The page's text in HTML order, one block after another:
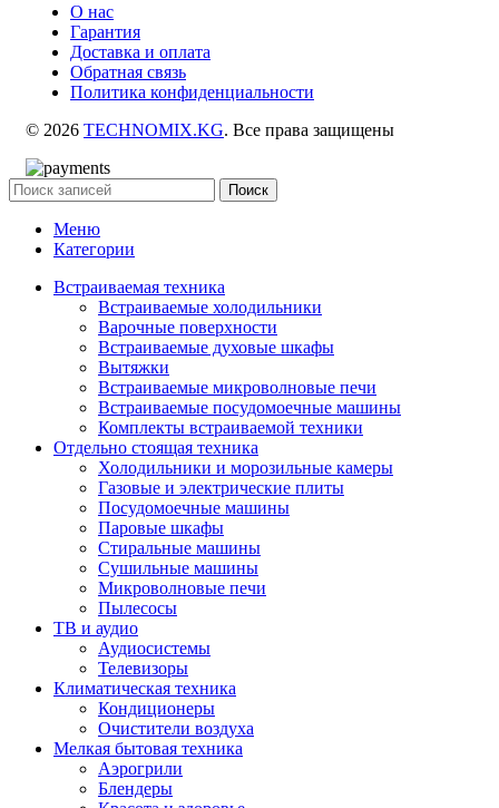
О нас
Гарантия
Доставка и оплата
Обратная связь
Политика конфиденциальности
© 2026 TECHNOMIX.KG. Все права защищены
Поиск
Меню
Категории
Встраиваемая техника
Встраиваемые холодильники
Варочные поверхности
Встраиваемые духовые шкафы
Вытяжки
Встраиваемые микроволновые печи
Встраиваемые посудомоечные машины
Комплекты встраиваемой техники
Отдельно стоящая техника
Холодильники и морозильные камеры
Газовые и электрические плиты
Посудомоечные машины
Паровые шкафы
Стиральные машины
Сушильные машины
Микроволновые печи
Пылесосы
ТВ и аудио
Аудиосистемы
Телевизоры
Климатическая техника
Кондиционеры
Очистители воздуха
Мелкая бытовая техника
Аэрогрили
Блендеры